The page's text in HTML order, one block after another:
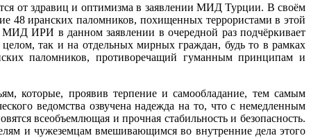
от здравиц и оптимизма в заявлении МИД Турции. В своём
48 иранских паломников, похищенных террористами в этой
ИРИ в данном заявлении в очередной раз подчёркивает
так и на отдельных мирных граждан, будь то в рамках
паломников, противоречащий гуманным принципам и
которые, проявив терпение и самообладание, тем самым
ведомства озвучена надежда на то, что с немедленным
всеобъемлющая и прочная стабильность и безопасность.
и чужеземцам вмешивающимся во внутренние дела этого